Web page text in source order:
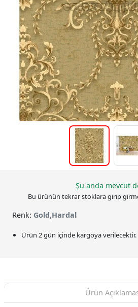
Şu anda mevcut
Bu ürünün tekrar stoklara girip
Renk: Gold,Hardal
Ürün 2 gün içinde kargoya verilecektir.
Ürün